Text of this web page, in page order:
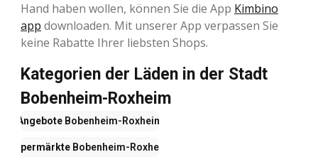
Hand haben wollen, können Sie die App Kimbino
app downloaden. Mit unserer App verpassen Sie
keine Rabatte Ihrer liebsten Shops.
Kategorien der Läden in der Stadt
Bobenheim-Roxheim
AngeboteBobenheim-Roxheim
Hypermärkte Bobenheim-Roxheim